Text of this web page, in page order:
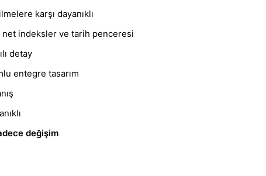
karşı dayanıklı
net indeksler ve tarih penceresi
detay
entegre tasarım
değişim